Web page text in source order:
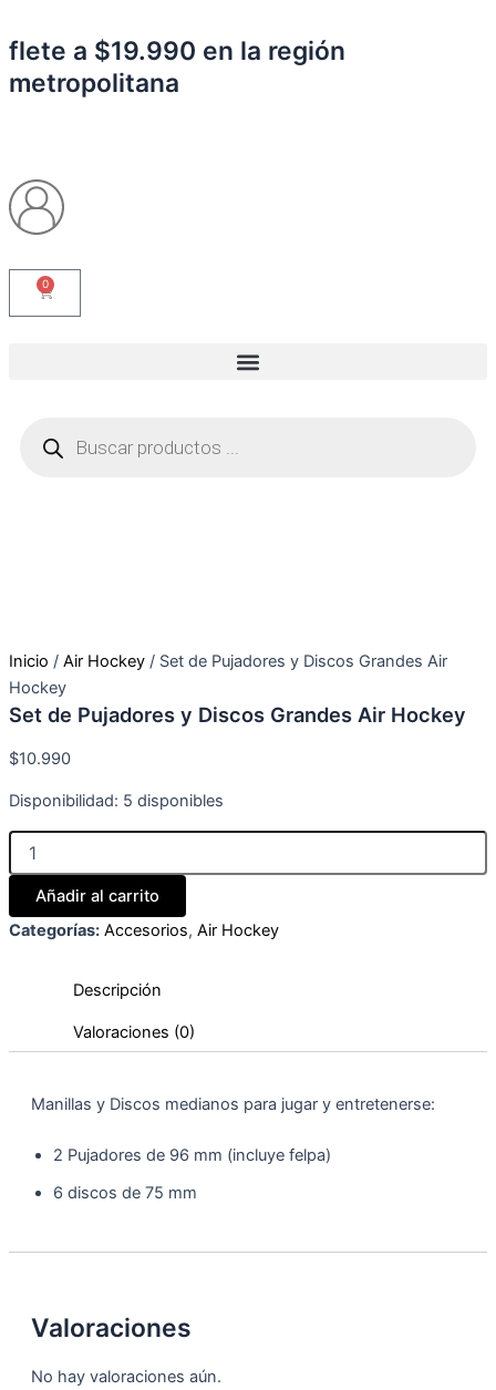
al
contenido
flete a $19.990 en la región
metropolitana
0 Carrito
productos
Inicio / Air Hockey / Set de Pujadores y Discos Grandes Air
Hockey
Set de Pujadores y Discos Grandes Air Hockey
$10.990
Disponibilidad: 5 disponibles
Set
Pujadores
Discos
Grandes
Air
Añadir al carrito
Categorías: Accesorios, Air Hockey
Descripción
Valoraciones (0)
Manillas y Discos medianos para jugar y entretenerse:
2 Pujadores de 96 mm (incluye felpa)
6 discos de 75 mm
Valoraciones
No hay valoraciones aún.